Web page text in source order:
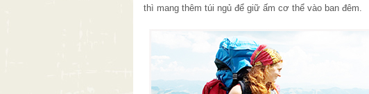
thì mang thêm túi ngủ để giữ ấm cơ thể vào ban đêm.